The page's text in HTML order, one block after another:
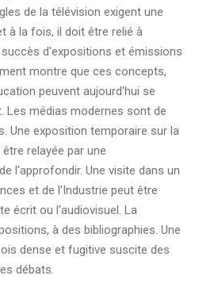
de la télévision exigent une
à la fois, il doit être relié à
d'expositions et émissions
montre que ces concepts,
peuvent aujourd'hui se
Les médias modernes sont de
Une exposition temporaire sur la
relayée par une
l'approfondir. Une visite dans un
et de l'Industrie peut être
écrit ou l'audiovisuel. La
à des bibliographies. Une
dense et fugitive suscite des
débats.